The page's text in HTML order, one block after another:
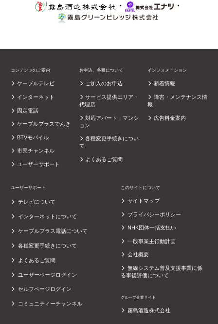
・
・
コンテンツのご案内
ケーブルテレビ
インターネット
固定電話
ケーブルプラスでんき
BTVモバイル
市民チャンネル
ユーザーサポート
お申込、各種について
ご加入のお申込
サービス提供エリア・
代理店
対応アパート・マンシ
ョン
各種変更手続きについ
て
よくあるご質問
インフォメーション
新着情報
障害・メンテナンス情
報
広告料金案内
ユーザーサポート
テレビについて
インターネットについて
ケーブルプラス電話について
各種変更手続きについて
よくあるご質問
ユーザーページログイン
セルフページログイン
コミュニティーチャンネル
このサイトについて
サイトマップ
プライバシーポリシー
NHK団体一括支払い
一般事業主行動計画
会社概要
無線システム普及支援事業に係
る事後評価について
グループ企業サイト
霧島酒造株式会社